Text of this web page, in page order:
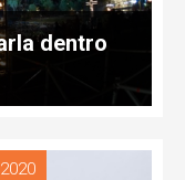
dentro